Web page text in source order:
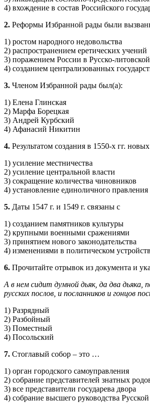
4) вхождение в состав Российского
2. Реформы Избранной рады были
1) ростом народного недовольства
2) распространением еретических учений
3) поражением России в Русско-
4) созданием централизованных
3. Членом Избранной рады был(а):
1) Елена Глинская
2) Марфа Борецкая
3) Андрей Курбский
4) Афанасий Никитин
4. Результатом создания в 1550-х гг.
1) усиление местничества
2) усиление центральной власти
3) сокращение количества чиновников
4) установление единоличного
5. Даты 1547 г. и 1549 г. связаны с
1) созданием памятников культуры
2) крупными военными сражениями
3) принятием нового законодательства
4) изменениями в политическом
6. Прочитайте отрывок из документа и
А в нем сидит думной дьяк, да два дьяка,
русских послов, и посланников и гонцов
1) Разрядный
2) Разбойный
3) Поместный
4) Посольский
7. Стоглавый собор – это …
1) орган городского самоуправления
2) собрание представителей знатных
3) все представители государева двора
4) собрание высшего руководства